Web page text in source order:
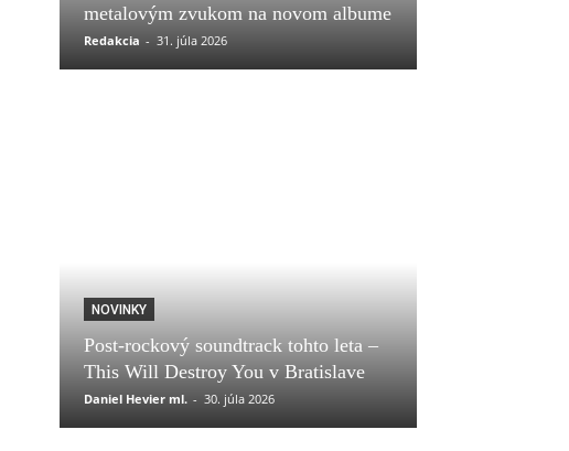
metalovým zvukom na novom albume
Redakcia - 31. júla 2026
NOVINKY
Post-rockový soundtrack tohto leta –
This Will Destroy You v Bratislave
Daniel Hevier ml. - 30. júla 2026